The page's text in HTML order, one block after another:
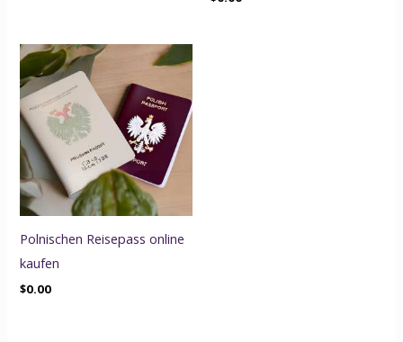
Polnischen Reisepass online
kaufen
$0.00